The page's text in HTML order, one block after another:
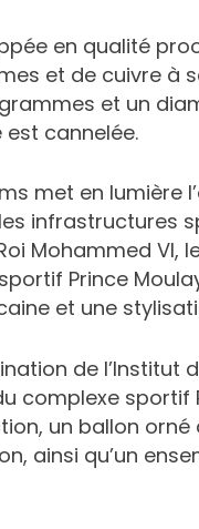
en qualité
et de cuivre à
et un
cannelée.
met en lumière
infrastructures
Mohammed VI,
Prince
et une
de l’Institut
complexe sportif
un ballon orné
ainsi qu’un